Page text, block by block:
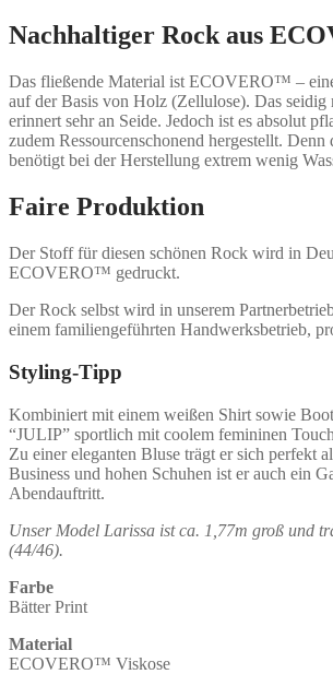
Nachhaltiger Rock aus
Das fließende Material ist ECOVERO™ –
auf der Basis von Holz (Zellulose). Das seidig
erinnert sehr an Seide. Jedoch ist es absolut
zudem Ressourcenschonend hergestellt. Denn
benötigt bei der Herstellung extrem wenig
Faire Produktion
Der Stoff für diesen schönen Rock wird in
ECOVERO™ gedruckt.
Der Rock selbst wird in unserem
einem familiengeführten Handwerksbetrieb,
Styling-Tipp
Kombiniert mit einem weißen Shirt sowie
“JULIP” sportlich mit coolem femininen
Zu einer eleganten Bluse trägt er sich perfekt
Business und hohen Schuhen ist er auch ein
Abendauftritt.
Unser Model Larissa ist ca. 1,77m groß und
(44/46).
Farbe
Bätter Print
Material
ECOVERO™ Viskose